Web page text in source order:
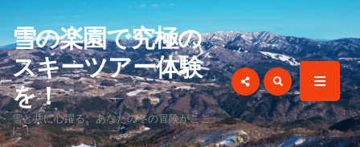
for:
雪の楽園で究極の
スキーツアー体験
を！
雪と共に心躍る、あなたの冬の冒険がここ
に！